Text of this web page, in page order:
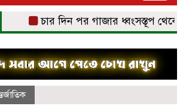
চার দিন পর গাজার ধ্বংসস্তূপ থেকে